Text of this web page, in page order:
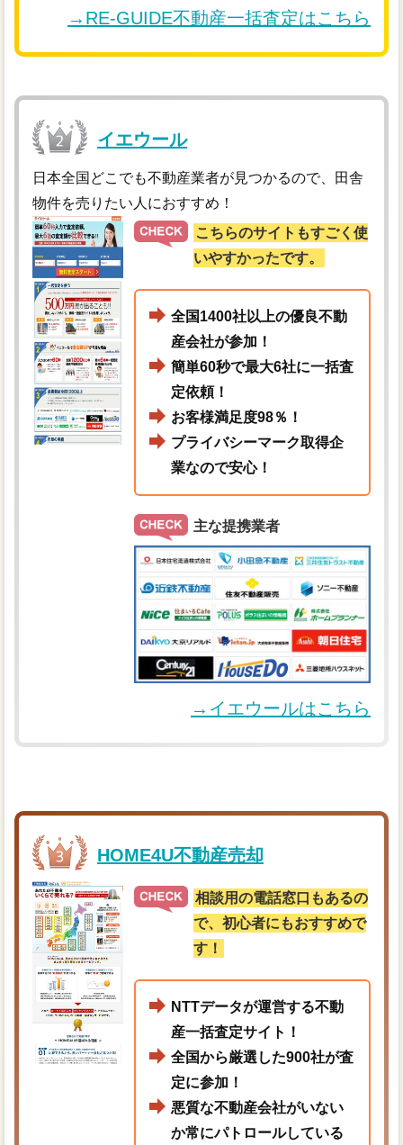
→RE-GUIDE不動産一括査定はこちら
イエウール
日本全国どこでも不動産業者が見つかるので、田舎
物件を売りたい人におすすめ！
こちらのサイトもすごく使
いやすかったです。
全国1400社以上の優良不動
産会社が参加！
簡単60秒で最大6社に一括査
定依頼！
お客様満足度98％！
プライバシーマーク取得企
業なので安心！
主な提携業者
→イエウールはこちら
HOME4U不動産売却
相談用の電話窓口もあるの
で、初心者にもおすすめで
す！
NTTデータが運営する不動
産一括査定サイト！
全国から厳選した900社が査
定に参加！
悪質な不動産会社がいない
か常にパトロールしている